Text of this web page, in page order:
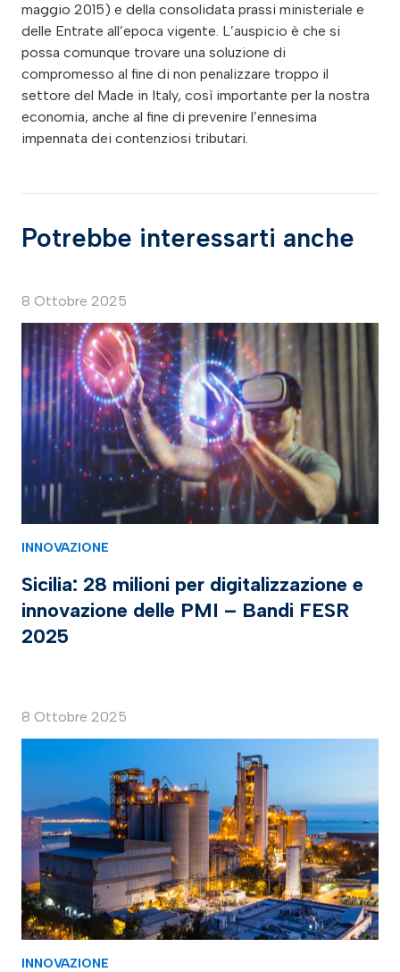
maggio 2015) e della consolidata prassi ministeriale e
delle Entrate all’epoca vigente. L’auspicio è che si
possa comunque trovare una soluzione di
compromesso al fine di non penalizzare troppo il
settore del Made in Italy, così importante per la nostra
economia, anche al fine di prevenire l’ennesima
impennata dei contenziosi tributari.
Potrebbe interessarti anche
8 Ottobre 2025
INNOVAZIONE
Sicilia: 28 milioni per digitalizzazione e
innovazione delle PMI – Bandi FESR
2025
8 Ottobre 2025
INNOVAZIONE